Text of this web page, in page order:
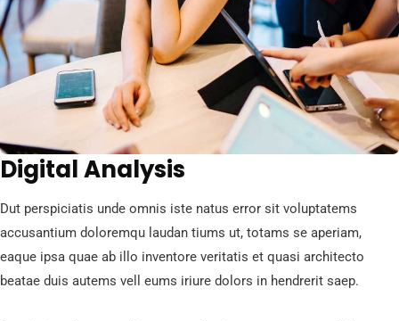
Digital Analysis
Dut perspiciatis unde omnis iste natus error sit voluptatems
accusantium doloremqu laudan tiums ut, totams se aperiam,
eaque ipsa quae ab illo inventore veritatis et quasi architecto
beatae duis autems vell eums iriure dolors in hendrerit saep.